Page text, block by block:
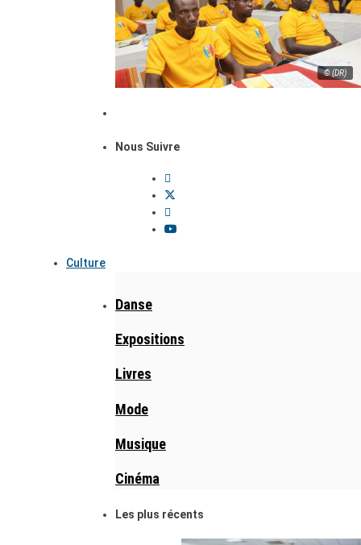
© (DR)
Nous Suivre
Culture
Danse
Expositions
Livres
Mode
Musique
Cinéma
Les plus récents